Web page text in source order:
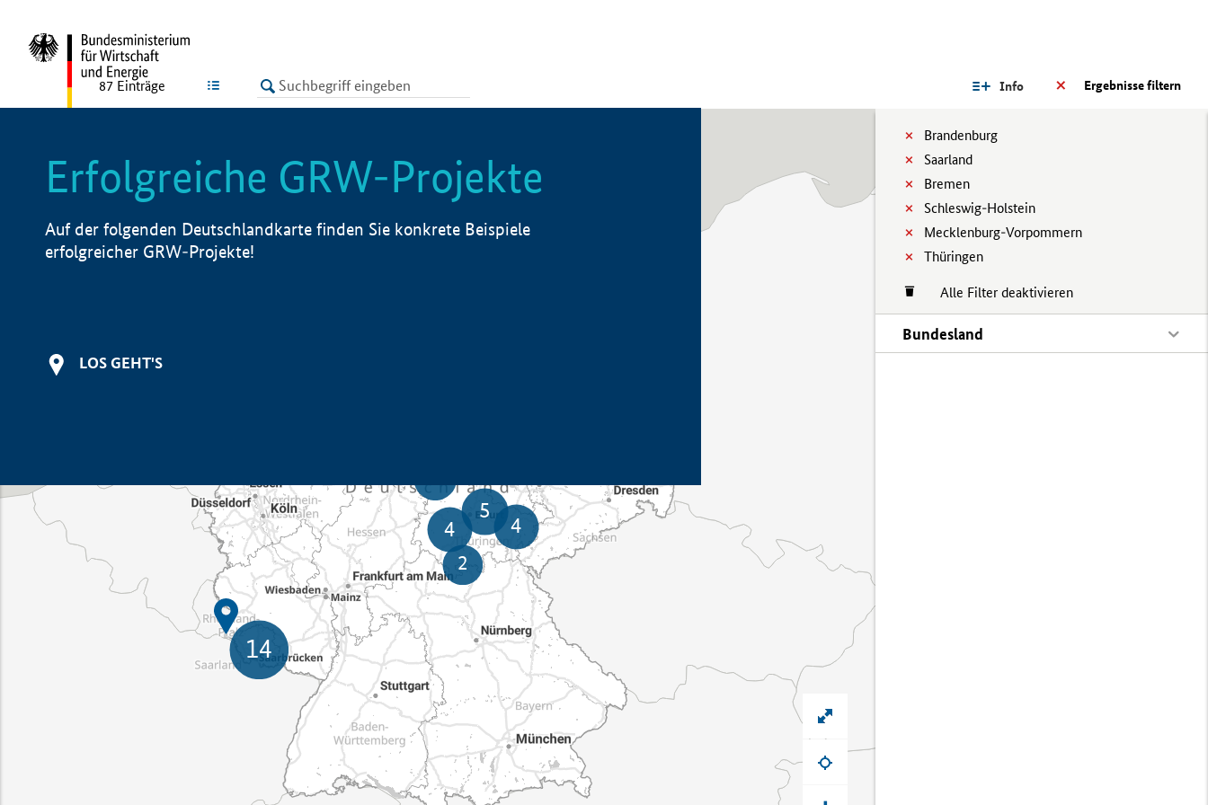
LISTE Ergebnisse filtern
Info
Brandenburg
Saarland
Bremen
Schleswig-Holstein
Mecklenburg-Vorpommern
Thüringen
Alle Filter deaktivieren
Bundesland
87 Einträge
Erfolgreiche GRW-Projekte
Auf der folgenden Deutschlandkarte finden Sie konkrete Beispiele
erfolgreicher GRW-Projekte!
LOS GEHT'S